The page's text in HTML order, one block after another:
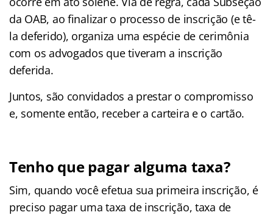
da OAB, ao finalizar o processo de inscrição (e tê-
la deferido), organiza uma espécie de cerimônia
com os advogados que tiveram a inscrição
deferida.
Juntos, são convidados a prestar o compromisso
e, somente então, receber a carteira e o cartão.
Tenho que pagar alguma taxa?
Sim, quando você efetua sua primeira inscrição, é
preciso pagar uma taxa de inscrição, taxa de